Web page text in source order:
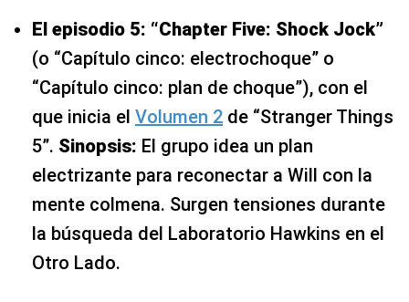
El episodio 5: “Chapter Five: Shock Jock”
(o “Capítulo cinco: electrochoque” o
“Capítulo cinco: plan de choque”), con el
que inicia el Volumen 2 de “Stranger Things
5”. Sinopsis: El grupo idea un plan
electrizante para reconectar a Will con la
mente colmena. Surgen tensiones durante
la búsqueda del Laboratorio Hawkins en el
Otro Lado.